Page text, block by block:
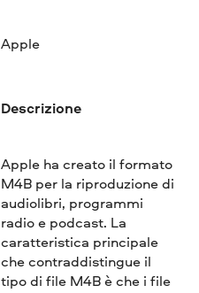
Apple
Descrizione
Apple ha creato il formato
M4B per la riproduzione di
audiolibri, programmi
radio e podcast. La
caratteristica principale
che contraddistingue il
tipo di file M4B è che i file